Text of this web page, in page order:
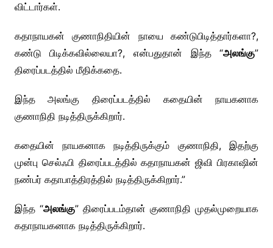
விட்டார்கள்.
கதாநாயகன் குணாநிதியின் நாயை கண்டுபிடித்தார்களா?,
கண்டு பிடிக்கவில்லையா?, என்பதுதான் இந்த “அலங்கு”
திரைப்படத்தில் மீதிக்கதை.
இந்த அலங்கு திரைப்படத்தில் கதையின் நாயகனாக
குணாநிதி நடித்திருக்கிறார்.
கதையின் நாயகனாக நடித்திருக்கும் குணாநிதி, இதற்கு
முன்பு செல்ஃபி திரைப்படத்தில் கதாநாயகன் ஜிவி பிரகாஷின்
நண்பர் கதாபாத்திரத்தில் நடித்திருக்கிறார்.”
இந்த “அலங்கு” திரைப்படம்தான் குணாநிதி முதல்முறையாக
கதாநாயகனாக நடித்திருக்கிறார்.